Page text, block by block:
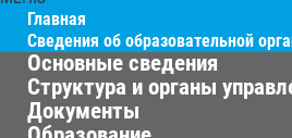
Главная
Сведения об образовательной
Основные сведения
Структура и органы
Документы